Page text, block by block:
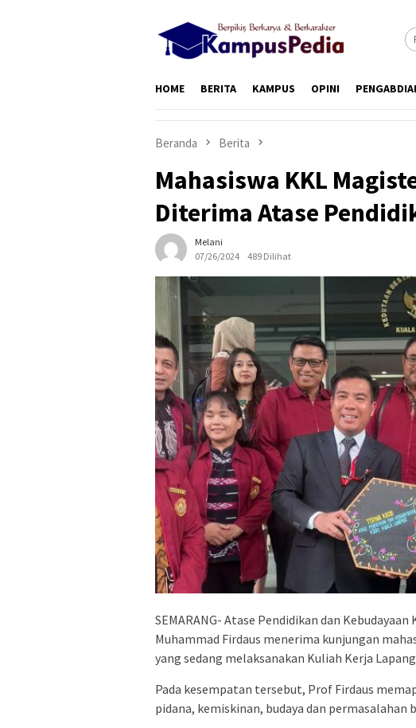
HOME BERITA KAMPUS OPINI
Beranda Berita
Mahasiswa KKL
Diterima Atase
Melani
07/26/2024
489 Dilihat
SEMARANG- Atase Pendidikan dan
Muhammad Firdaus menerima kunjungan
yang sedang melaksanakan Kuliah Kerja
Pada kesempatan tersebut, Prof Firdaus
pidana, kemiskinan, budaya dan permasalahan